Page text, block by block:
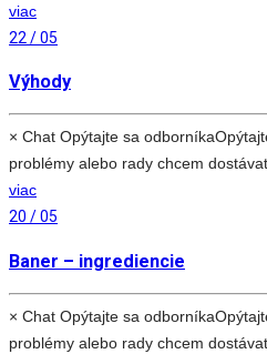
viac
22 / 05
Výhody
× Chat Opýtajte sa
problémy alebo rady chcem
viac
20 / 05
Baner – ingrediencie
× Chat Opýtajte sa
problémy alebo rady chcem